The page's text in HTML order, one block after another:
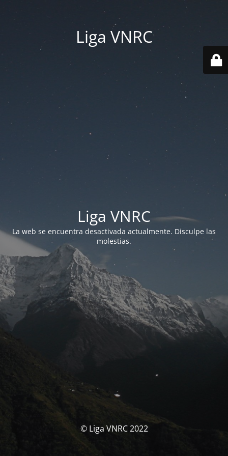
Liga VNRC
Liga VNRC
La web se encuentra desactivada actualmente. Disculpe las
molestias.
© Liga VNRC 2022